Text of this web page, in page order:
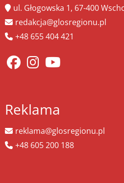
ul. Głogowska 1, 67-400
redakcja@glosregionu.pl
+48 655 404 421
Reklama
reklama@glosregionu.pl
+48 605 200 188